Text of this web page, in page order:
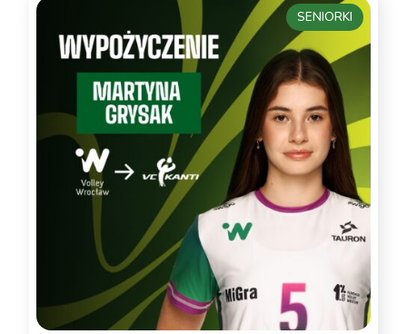
SENIORKI